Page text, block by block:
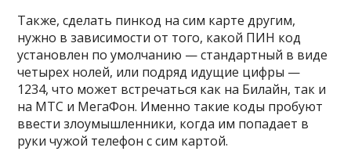
Также, сделать пинкод на сим карте другим,
нужно в зависимости от того, какой ПИН код
установлен по умолчанию — стандартный в виде
четырех нолей, или подряд идущие цифры —
1234, что может встречаться как на Билайн, так и
на МТС и МегаФон. Именно такие коды пробуют
ввести злоумышленники, когда им попадает в
руки чужой телефон с сим картой.